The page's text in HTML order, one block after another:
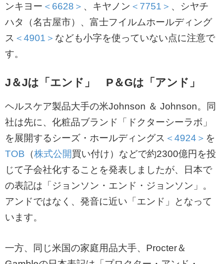
ンキヨー ＜6628＞ 、キヤノン ＜7751＞ 、シヤチ
ハタ（名古屋市）、富士フイルムホールディング
ス ＜4901＞ なども小字を使っていない点に注意で
す。
J＆Jは「エンド」 P＆Gは「アンド」
ヘルスケア製品大手の米Johnson ＆ Johnson。同
社は先に、化粧品ブランド「ドクターシーラボ」
を展開するシーズ・ホールディングス ＜4924＞ を
TOB （株式公開 買い付け）などで約2300億円を投
じて子会社化することを発表しましたが、日本で
の表記は「ジョンソン・エンド・ジョンソン」。
アンドではなく、発音に近い「エンド」となって
います。
一方、同じ米国の家庭用品大手、Procter＆